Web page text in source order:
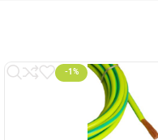
-1%